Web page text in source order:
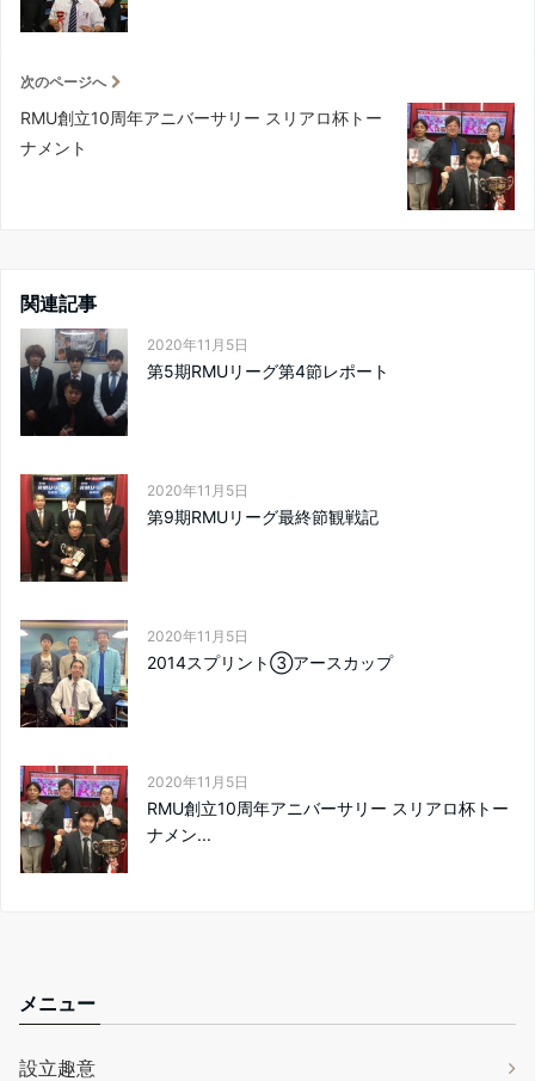
次のページへ
RMU創立10周年アニバーサリー スリアロ杯トー
ナメント
関連記事
2020年11月5日
第5期RMUリーグ第4節レポート
2020年11月5日
第9期RMUリーグ最終節観戦記
2020年11月5日
2014スプリント③アースカップ
2020年11月5日
RMU創立10周年アニバーサリー スリアロ杯トー
ナメン...
メニュー
設立趣意